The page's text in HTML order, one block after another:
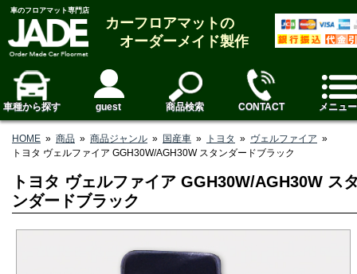
車のフロアマット専門店
カーフロアマットの
オーダーメイド製作
車種から探す guest 商品検索 CONTACT メニュー
HOME » 商品 » 商品ジャンル » 国産車 » トヨタ » ヴェルファイア »
トヨタ ヴェルファイア GGH30W/AGH30W スタンダードブラック
トヨタ ヴェルファイア GGH30W/AGH30W ス
ンダードブラック